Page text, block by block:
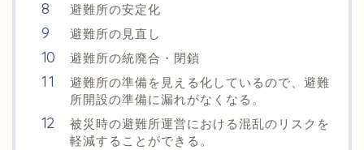
避難所の安定化
避難所の見直し
避難所の統廃合・閉鎖
避難所の準備を見える化しているので、避難
所開設の準備に漏れがなくなる。
被災時の避難所運営における混乱のリスクを
軽減することができる。